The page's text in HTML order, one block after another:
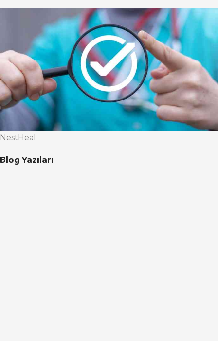
NestHeal
Blog Yazıları